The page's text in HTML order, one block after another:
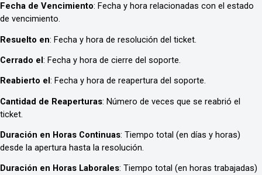
Fecha de Vencimiento: Fecha y hora relacionadas con el estado
de vencimiento.
Resuelto en: Fecha y hora de resolución del ticket.
Cerrado el: Fecha y hora de cierre del soporte.
Reabierto el: Fecha y hora de reapertura del soporte.
Cantidad de Reaperturas: Número de veces que se reabrió el
ticket.
Duración en Horas Continuas: Tiempo total (en días y horas)
desde la apertura hasta la resolución.
Duración en Horas Laborales: Tiempo total (en horas trabajadas)